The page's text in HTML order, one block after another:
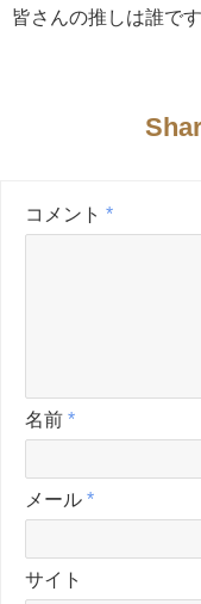
皆さんの推しは誰で
コメント *
名前 *
メール *
サイト